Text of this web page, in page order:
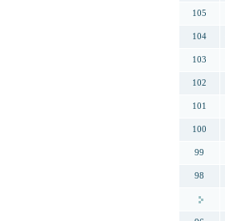
105
104
103
102
101
100
99
98